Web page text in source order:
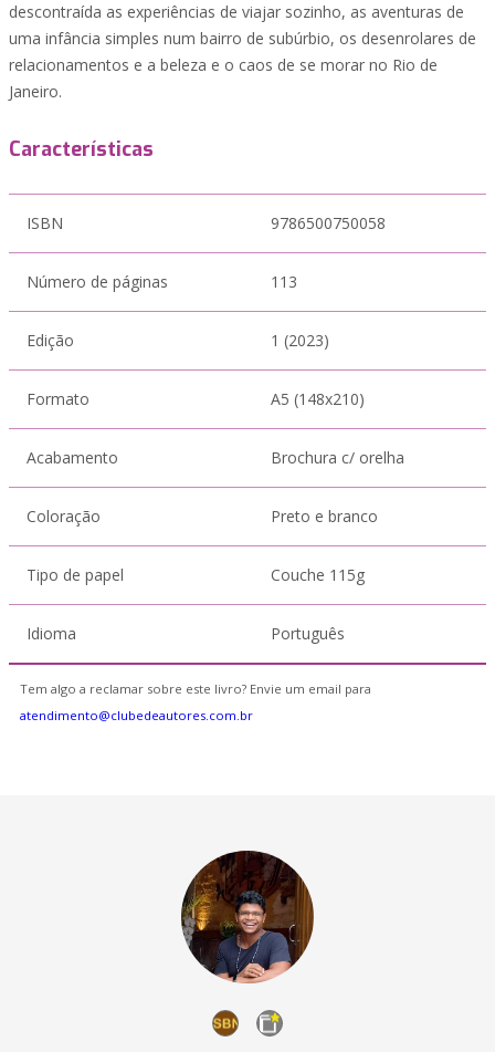
descontraída as experiências de viajar sozinho, as aventuras de
uma infância simples num bairro de subúrbio, os desenrolares de
relacionamentos e a beleza e o caos de se morar no Rio de
Janeiro.
Características
ISBN 9786500750058
Número de páginas 113
Edição 1 (2023)
Formato A5 (148x210)
Acabamento Brochura c/ orelha
Coloração Preto e branco
Tipo de papel Couche 115g
Idioma Português
Tem algo a reclamar sobre este livro? Envie um email para
atendimento@clubedeautores.com.br